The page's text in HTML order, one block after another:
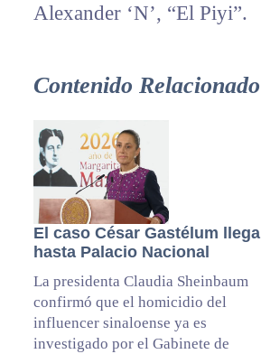
Alexander ‘N’, “El Piyi”.
Contenido Relacionado
El caso César Gastélum llega
hasta Palacio Nacional
La presidenta Claudia Sheinbaum
confirmó que el homicidio del
influencer sinaloense ya es
investigado por el Gabinete de